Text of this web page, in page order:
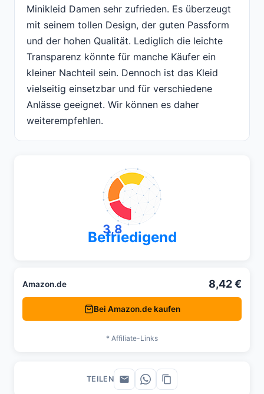
Minikleid Damen sehr zufrieden. Es überzeugt
mit seinem tollen Design, der guten Passform
und der hohen Qualität. Lediglich die leichte
Transparenz könnte für manche Käufer ein
kleiner Nachteil sein. Dennoch ist das Kleid
vielseitig einsetzbar und für verschiedene
Anlässe geeignet. Wir können es daher
weiterempfehlen.
3,8
Befriedigend
Amazon.de 8,42 €
Bei Amazon.de kaufen
* Affiliate-Links
TEILEN